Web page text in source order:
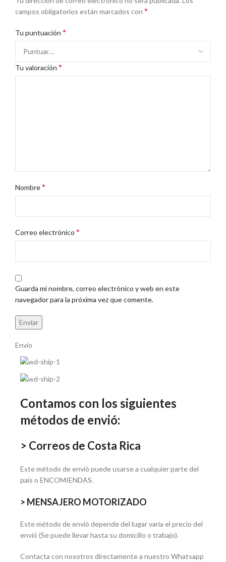
campos obligatorios están marcados con *
Tu puntuación *
Tu valoración *
Nombre*
Correo electrónico *
Guarda mi nombre, correo electrónico y web en este
navegador para la próxima vez que comente.
Envio
Contamos con los siguientes
métodos de envió:
> Correos de Costa Rica
Este método de envió puede usarse a cualquier parte del
país o ENCOMIENDAS.
> MENSAJERO MOTORIZADO
Este método de envió depende del lugar varia el precio del
envió (Se puede llevar hasta su domicilio o trabajo).
Contacta con nosotros directamente a nuestro Whatsapp